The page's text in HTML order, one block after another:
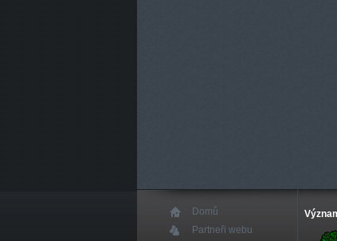
Domů
Partneři webu